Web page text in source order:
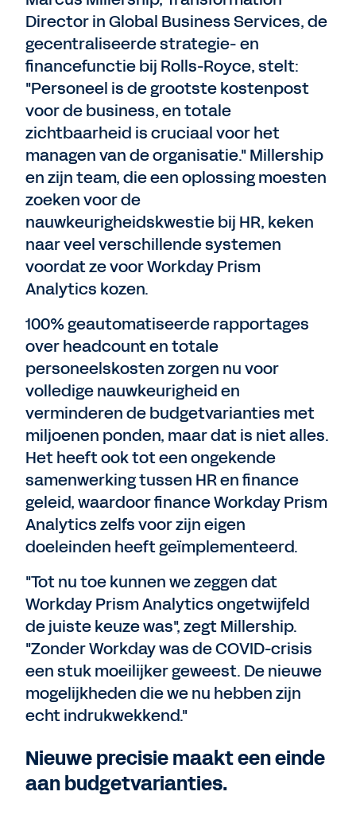
Director in Global Business Services, de
gecentraliseerde strategie- en
financefunctie bij Rolls-Royce, stelt:
"Personeel is de grootste kostenpost
voor de business, en totale
zichtbaarheid is cruciaal voor het
managen van de organisatie." Millership
en zijn team, die een oplossing moesten
zoeken voor de
nauwkeurigheidskwestie bij HR, keken
naar veel verschillende systemen
voordat ze voor Workday Prism
Analytics kozen.
100% geautomatiseerde rapportages
over headcount en totale
personeelskosten zorgen nu voor
volledige nauwkeurigheid en
verminderen de budgetvarianties met
miljoenen ponden, maar dat is niet alles.
Het heeft ook tot een ongekende
samenwerking tussen HR en finance
geleid, waardoor finance Workday Prism
Analytics zelfs voor zijn eigen
doeleinden heeft geïmplementeerd.
"Tot nu toe kunnen we zeggen dat
Workday Prism Analytics ongetwijfeld
de juiste keuze was", zegt Millership.
"Zonder Workday was de COVID-crisis
een stuk moeilijker geweest. De nieuwe
mogelijkheden die we nu hebben zijn
echt indrukwekkend."
Nieuwe precisie maakt een einde
aan budgetvarianties.